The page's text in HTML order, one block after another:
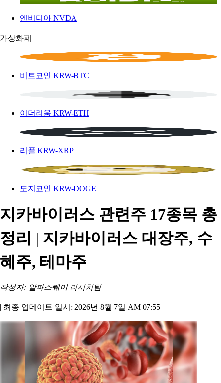
엔비디아 NVDA
가상화폐
비트코인 KRW-BTC
이더리움 KRW-ETH
리플 KRW-XRP
도지코인 KRW-DOGE
지카바이러스 관련주 17종목 총
정리 | 지카바이러스 대장주, 수
혜주, 테마주
작성자: 알파스퀘어 리서치팀
| 최종 업데이트 일시: 2026년 8월 7일 AM 07:55